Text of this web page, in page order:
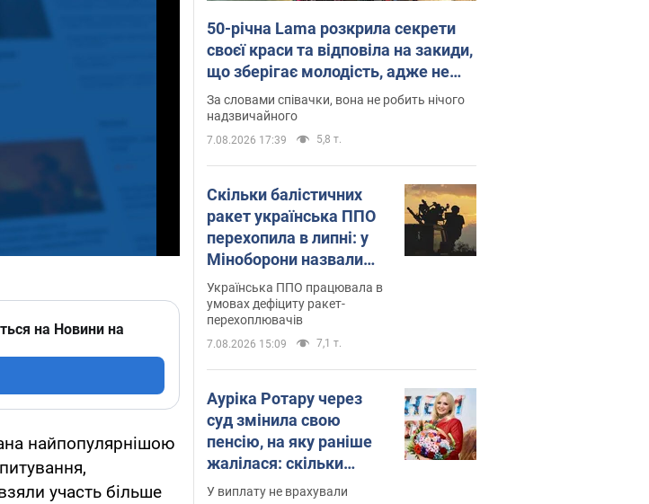
на Новини на
найпопулярнішою
участь більше
50-річна Lama розкрила секрети
своєї краси та відповіла на закиди,
що зберігає молодість, адже не
має дітей
За словами співачки, вона не робить нічого
надзвичайного
7.08.2026 17:39 5,8 т.
Скільки балістичних
ракет українська ППО
перехопила в липні: у
Міноборони назвали
цифру
Українська ППО працювала в
умовах дефіциту ракет-
перехоплювачів
7.08.2026 15:09 7,1 т.
Ауріка Ротару через
суд змінила свою
пенсію, на яку раніше
жалілася: скільки
отримувала співачка
У виплату не врахували